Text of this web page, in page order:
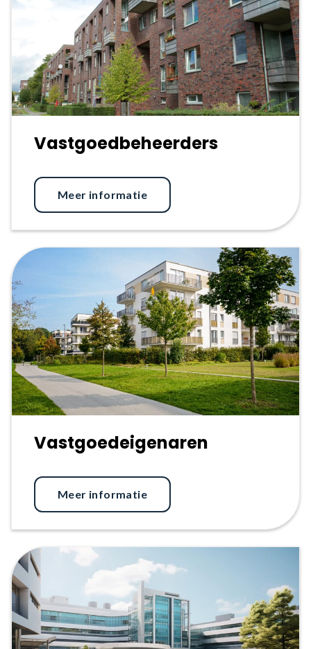
Vastgoedbeheerders
Meer informatie
Vastgoedeigenaren
Meer informatie